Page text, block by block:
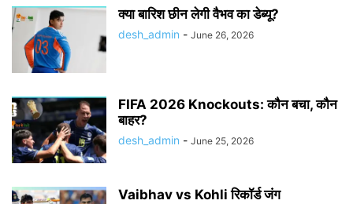
क्या बारिश छीन लेगी वैभव का डेब्यू?
desh_admin - June 26, 2026
FIFA 2026 Knockouts: कौन बचा, कौन
बाहर?
desh_admin - June 25, 2026
Vaibhav vs Kohli रिकॉर्ड जंग